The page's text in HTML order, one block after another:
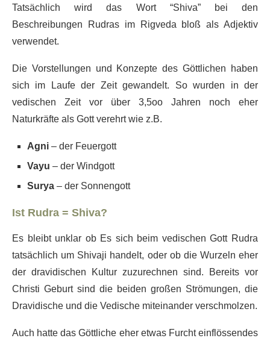
Tatsächlich wird das Wort “Shiva” bei den
Beschreibungen Rudras im Rigveda bloß als Adjektiv
verwendet.
Die Vorstellungen und Konzepte des Göttlichen haben
sich im Laufe der Zeit gewandelt. So wurden in der
vedischen Zeit vor über 3,5oo Jahren noch eher
Naturkräfte als Gott verehrt wie z.B.
Agni – der Feuergott
Vayu – der Windgott
Surya – der Sonnengott
Ist Rudra = Shiva?
Es bleibt unklar ob Es sich beim vedischen Gott Rudra
tatsächlich um Shivaji handelt, oder ob die Wurzeln eher
der dravidischen Kultur zuzurechnen sind. Bereits vor
Christi Geburt sind die beiden großen Strömungen, die
Dravidische und die Vedische miteinander verschmolzen.
Auch hatte das Göttliche eher etwas Furcht einflössendes